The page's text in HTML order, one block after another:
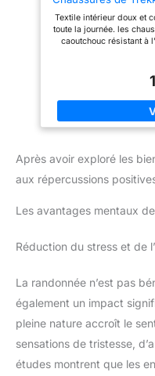
Textile intérieur doux et
toute la journée. les
caoutchouc résistant à
adhérence, Le motif
distance pour éviter
intercalaire MD flexible
plus, la semelle
pour toutes les
en caoutchouc garantit
Chaussures de
conviennent à la
Après avoir exploré les
aux répercussions
Les avantages mentaux
Réduction du stress et de
La randonnée n’est pas
également un impact
pleine nature accroît le
sensations de tristesse,
études montrent que les